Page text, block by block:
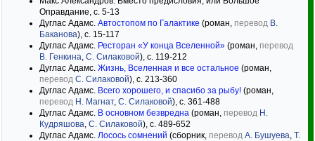
Оправдание, с. 5-13
Дуглас Адамс. Автостопом по Галактике (роман, перевод В.
Баканова), с. 15-117
Дуглас Адамс. Ресторан «У конца Вселенной» (роман, перевод
В. Генкина, С. Силаковой), с. 119-212
Дуглас Адамс. Жизнь, Вселенная и все остальное (роман,
перевод С. Силаковой), с. 213-360
Дуглас Адамс. Всего хорошего, и спасибо за рыбу! (роман,
перевод Н. Магнат, С. Силаковой), с. 361-488
Дуглас Адамс. В основном безвредна (роман, перевод Н.
Кудряшова, С. Силаковой), с. 489-652
Дуглас Адамс. Лосось сомнений (сборник, перевод А. Бушуева, Т.